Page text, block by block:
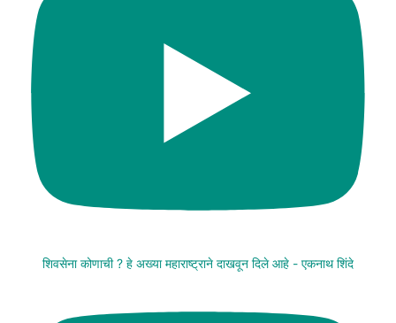
शिवसेना कोणाची ? हे अख्या महाराष्ट्राने दाखवून दिले आहे - एकनाथ शिंदे